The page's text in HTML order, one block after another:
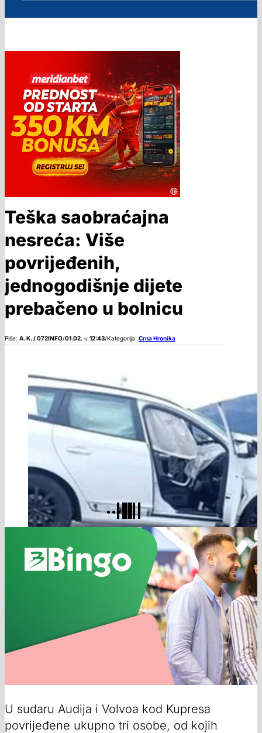
Teška saobraćajna
nesreća: Više
povrijeđenih,
jednogodišnje dijete
prebačeno u bolnicu
Piše: A. K. / 072INFO/01.02. u 12:43/Kategorija: Crna Hronika
U sudaru Audija i Volvoa kod Kupresa
povrijeđene ukupno tri osobe, od kojih